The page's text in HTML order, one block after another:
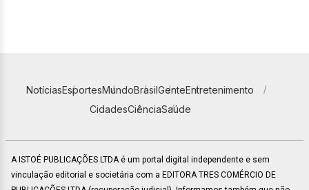
NotíciasEsportesMundoBrasilGenteEntretenimento
CidadesCiênciaSaúde
A ISTOÉ PUBLICAÇÕES LTDA é um portal digital independente e sem
vinculação editorial e societária com a EDITORA TRES COMÉRCIO DE